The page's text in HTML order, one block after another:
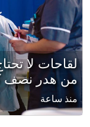
لقاحات لا
من هدر نصف
منذ ساعة